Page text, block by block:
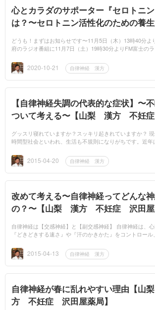
心とカラダのサポーター『セロトニ
は？〜セロトニン活性化のための養
どうも！まずはお知らせです〜11月5日（木）13時40分よ
府のラジオ番組に11月7日（土）19時30分よりFM富士のラ
内します...2020-10-21 自律神経 漢方
【自律神経失調の代表的な症状】〜
ついて考える〜【山梨 漢方 不妊
グッスリ寝れていますか？スッキリ起きれていますか？ 現代は24
時間型社会といわれ、生活も不規則になりがちです。近年
が不眠症に悩...
2015-04-20 自律神経 漢方
改めて考える〜自律神経ってどんな
の？〜【山梨 漢方 不妊症 沢田
自律神経は【交感神経】と【副交感神経】 自律神経は、
『どきどきする速さ』や『汗のかきかた』をコントロール
り神経といわれる...
2015-04-13 自律神経 漢方
自律神経が春に乱れやすい理由【山
方 不妊症 沢田屋薬局】